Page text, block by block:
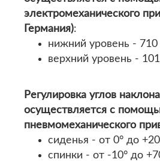
электромеханического
Германия):
нижний уровень -
верхний уровень -
Регулировка углов наклона
осуществляется с
пневмомеханического
сиденья - от 0° до
спинки - от -10° до